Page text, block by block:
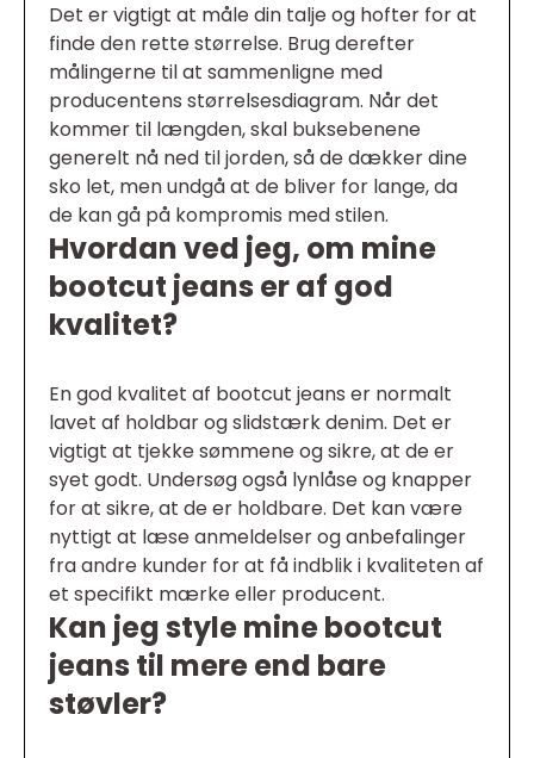
Det er vigtigt at måle din talje og hofter for at
finde den rette størrelse. Brug derefter
målingerne til at sammenligne med
producentens størrelsesdiagram. Når det
kommer til længden, skal buksebenene
generelt nå ned til jorden, så de dækker dine
sko let, men undgå at de bliver for lange, da
de kan gå på kompromis med stilen.
Hvordan ved jeg, om mine
bootcut jeans er af god
kvalitet?
En god kvalitet af bootcut jeans er normalt
lavet af holdbar og slidstærk denim. Det er
vigtigt at tjekke sømmene og sikre, at de er
syet godt. Undersøg også lynlåse og knapper
for at sikre, at de er holdbare. Det kan være
nyttigt at læse anmeldelser og anbefalinger
fra andre kunder for at få indblik i kvaliteten af
et specifikt mærke eller producent.
Kan jeg style mine bootcut
jeans til mere end bare
støvler?